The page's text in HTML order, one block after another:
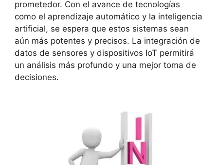
prometedor. Con el avance de tecnologías
como el aprendizaje automático y la inteligencia
artificial, se espera que estos sistemas sean
aún más potentes y precisos. La integración de
datos de sensores y dispositivos IoT permitirá
un análisis más profundo y una mejor toma de
decisiones.